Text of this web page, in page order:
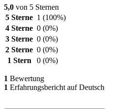
5,0 von 5 Sternen
5 Sterne 1 (100%)
4 Sterne 0 (0%)
3 Sterne 0 (0%)
2 Sterne 0 (0%)
1 Stern
0 (0%)
1 Bewertung
1 Erfahrungsbericht auf Deutsch